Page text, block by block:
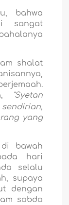
bahwa
sangat
shalat
"Syetan
yang
bawah
hari
selalu
supaya
dengan
sabda